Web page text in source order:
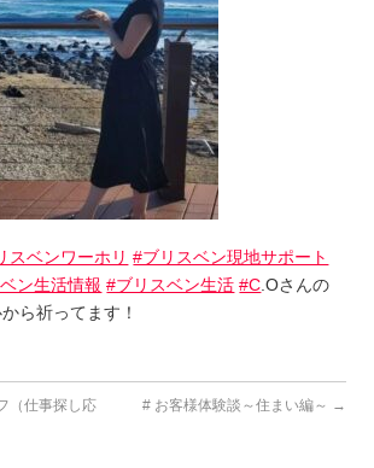
スベンワーホリ #ブリスベン現地サポート
ン生活情報 #ブリスベン生活 #C .Oさんの
ら祈ってます！
（仕事探し応
# お客様体験談～住まい編～ →